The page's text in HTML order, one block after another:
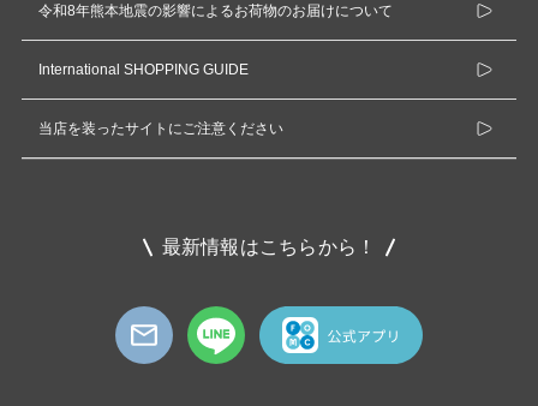
令和8年熊本地震の影響によるお荷物のお届けについて
International SHOPPING GUIDE
当店を装ったサイトにご注意ください
最新情報はこちらから！